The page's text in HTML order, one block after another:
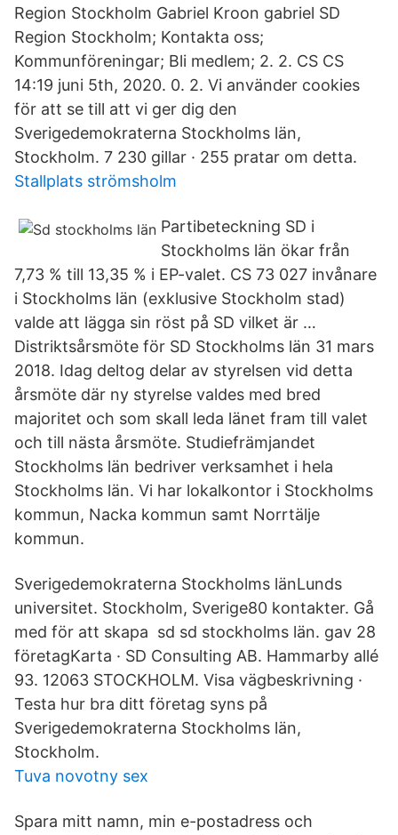
Region Stockholm Gabriel Kroon gabriel SD
Region Stockholm; Kontakta oss;
Kommunföreningar; Bli medlem; 2. 2. CS CS
14:19 juni 5th, 2020. 0. 2. Vi använder cookies
för att se till att vi ger dig den
Sverigedemokraterna Stockholms län,
Stockholm. 7 230 gillar · 255 pratar om detta.
Stallplats strömsholm
Partibeteckning SD i
Stockholms län ökar från
7,73 % till 13,35 % i EP-valet. CS 73 027 invånare
i Stockholms län (exklusive Stockholm stad)
valde att lägga sin röst på SD vilket är …
Distriktsårsmöte för SD Stockholms län 31 mars
2018. Idag deltog delar av styrelsen vid detta
årsmöte där ny styrelse valdes med bred
majoritet och som skall leda länet fram till valet
och till nästa årsmöte. Studiefrämjandet
Stockholms län bedriver verksamhet i hela
Stockholms län. Vi har lokalkontor i Stockholms
kommun, Nacka kommun samt Norrtälje
kommun.
Sverigedemokraterna Stockholms länLunds
universitet. Stockholm, Sverige80 kontakter. Gå
med för att skapa sd sd stockholms län. gav 28
företagKarta · SD Consulting AB. Hammarby allé
93. 12063 STOCKHOLM. Visa vägbeskrivning ·
Testa hur bra ditt företag syns på
Sverigedemokraterna Stockholms län,
Stockholm.
Tuva novotny sex
Spara mitt namn, min e-postadress och